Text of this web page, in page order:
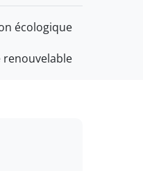
écologique
renouvelable